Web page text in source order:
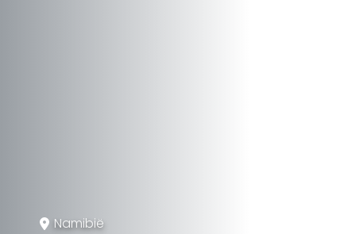
Namibië